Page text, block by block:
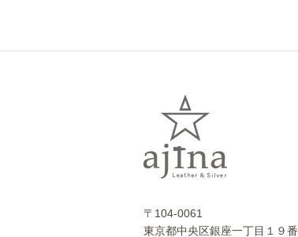
〒104-0061
東京都中央区銀座一丁目１９